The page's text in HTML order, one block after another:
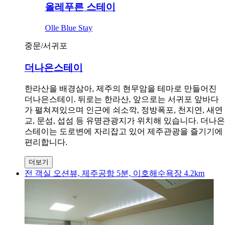
올레푸른 스테이
Olle Blue Stay
중문/서귀포
더나은스테이
한라산을 배경삼아, 제주의 현무암을 테마로 만들어진
더나은스테이. 뒤로는 한라산, 앞으로는 서귀포 앞바다
가 펼쳐져있으며 인근에 쇠소깍, 정방폭포, 천지연, 새연
교, 문섬, 섭섬 등 유명관광지가 위치해 있습니다. 더나은
스테이는 도로변에 자리잡고 있어 제주관광을 즐기기에
편리합니다.
더보기
전 객실 오션뷰, 제주공항 5분, 이호해수욕장 4.2km